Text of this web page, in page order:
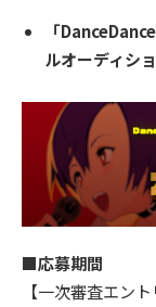
「
ルオーディシ
■応募期間
【一次審査エン